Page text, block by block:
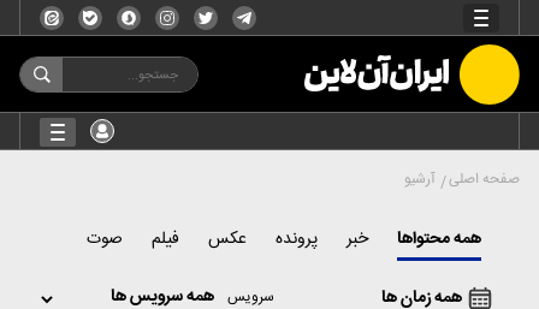
صفحه اصلی آرشیو
همه محتواها خبر پرونده عکس فیلم صوت
همه زمان ها سرویس